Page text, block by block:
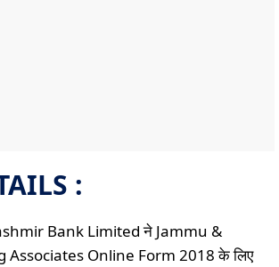
:
Bank Limited ने Jammu &
Associates Online Form 2018 के लिए